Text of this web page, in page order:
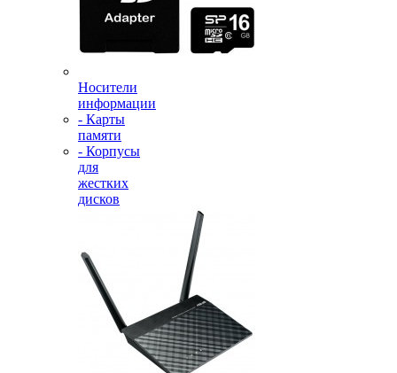
Носители
информации
- Карты
памяти
- Корпусы
для
жестких
дисков